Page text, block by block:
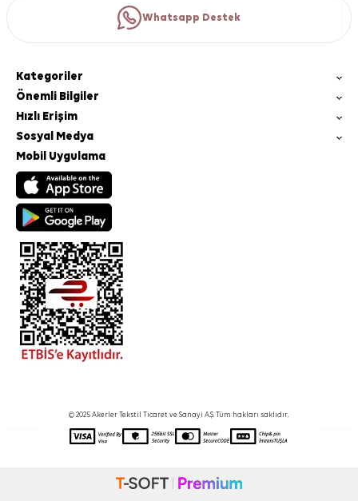
Whatsapp Destek
Kategoriler
Önemli Bilgiler
Hızlı Erişim
Sosyal Medya
Mobil Uygulama
© 2025 Akerler Tekstil Ticaret ve Sanayi A.Ş. Tüm hakları saklıdır.